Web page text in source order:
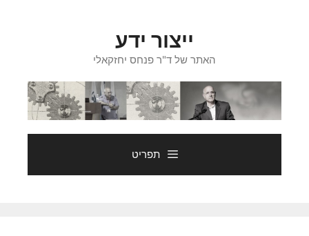
ייצור ידע
האתר של ד"ר פנחס יחזקאלי
תפריט